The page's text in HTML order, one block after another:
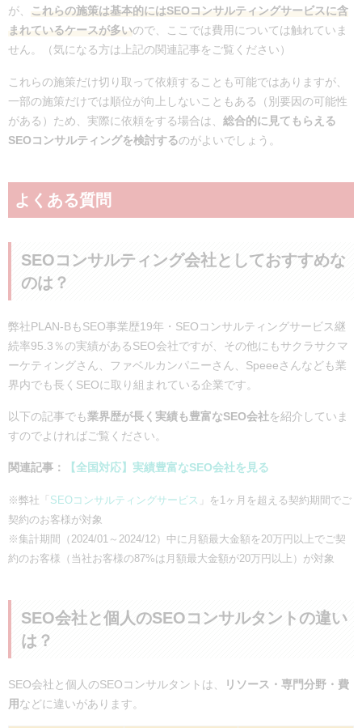
が、 これらの施策は基本的にはSEOコンサルティングサービスに含
まれているケースが多いので、ここでは費用については触れていま
せん。（気になる方は上記の関連記事をご覧ください）
これらの施策だけ切り取って依頼することも可能ではありますが、
一部の施策だけでは順位が向上しないこともある（別要因の可能性
がある）ため、実際に依頼をする場合は、 総合的に見てもらえる
SEOコンサルティングを検討するのがよいでしょう。
よくある質問
SEOコンサルティング会社としておすすめな
のは？
弊社PLAN-BもSEO事業歴19年・SEOコンサルティングサービス継
続率95.3％の実績があるSEO会社ですが、その他にもサクラサクマ
ーケティングさん、ファベルカンパニーさん、Speeeさんなども業
界内でも長くSEOに取り組まれている企業です。
以下の記事でも業界歴が長く実績も豊富なSEO会社を紹介していま
すのでよければご覧ください。
関連記事： 【全国対応】実績豊富なSEO会社を見る
※弊社「 SEOコンサルティングサービス
」を1ヶ月を超える契約期間でご
契約のお客様が対象
※集計期間（2024/01～2024/12）中に月額最大金額を20万円以上でご契
約のお客様（当社お客様の87%は月額最大金額が20万円以上）が対象
SEO会社と個人のSEOコンサルタントの違い
は？
SEO会社と個人のSEOコンサルタントは、
リソース・専門分野・費
用などに違いがあります。